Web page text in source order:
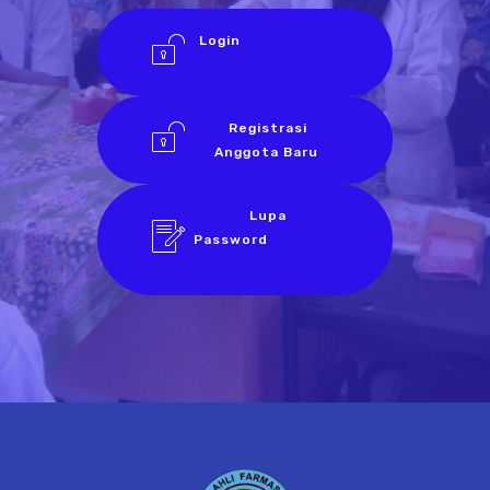
Login
Registrasi
Anggota Baru
Lupa
Password